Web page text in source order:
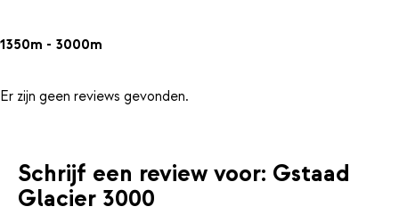
1350m - 3000m
Er zijn geen reviews gevonden.
Schrijf een review voor: Gstaad
Glacier 3000